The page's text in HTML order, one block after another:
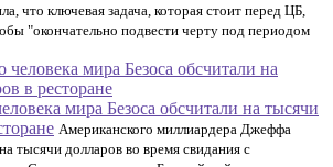
что ключевая задача, которая стоит перед ЦБ,
"окончательно подвести черту под периодом
мира Безоса обсчитали на тысячи
Американского миллиардера Джеффа
тысячи долларов во время свидания с